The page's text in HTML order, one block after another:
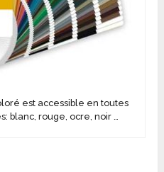
est accessible en toutes
blanc, rouge, ocre, noir …